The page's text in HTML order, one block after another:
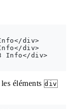
div>
div>
Info</div>
éléments div